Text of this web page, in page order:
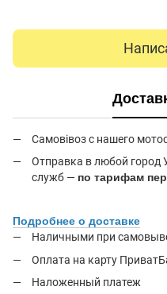
Самовівоз с нашего
Отправка в любой
служб — по тарифам
Подробнее о доставке
Наличными при
Оплата на карту
Наложенный платеж